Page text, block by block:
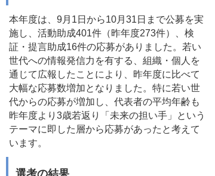
本年度は、9月1日から10月31日まで公募を実
施し、活動助成401件（昨年度273件）、検
証・提言助成16件の応募がありました。若い
世代への情報発信力を有する、組織・個人を
通じて広報したことにより、昨年度に比べて
大幅な応募数増加となりました。特に若い世
代からの応募が増加し、代表者の平均年齢も
昨年度より3歳若返り「未来の担い手」という
テーマに即した層から応募があったと考えて
います。
選考の結果